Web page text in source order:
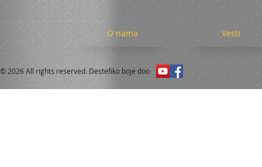
© 2026 All rights reserved. Destefiko boje doo
Vesti
O nama